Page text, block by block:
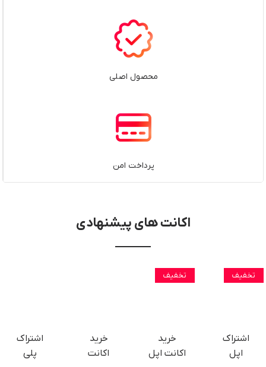
محصول اصلی
پرداخت امن
اکانت های پیشنهادی
تخفیف
اشتراک
اپل
تخفیف
خرید
اکانت اپل
خرید
اکانت
اشتراک
پلی